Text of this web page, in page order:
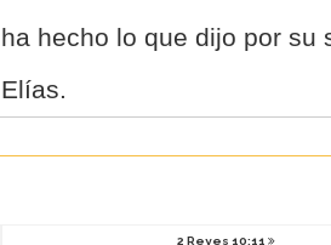
ha hecho lo que dijo por su
Elías.
2 Reyes 10:11